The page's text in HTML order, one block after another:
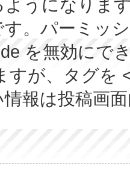
ようになりま
。パーミッ
を無効にで
すが、タグを
報は投稿画